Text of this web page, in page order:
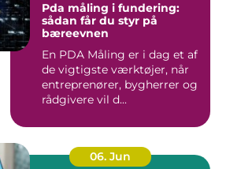
Pda måling i fundering:
sådan får du styr på
bæreevnen
En PDA Måling er i dag et af
de vigtigste værktøjer, når
entreprenører, bygherrer og
rådgivere vil d...
06. Jun